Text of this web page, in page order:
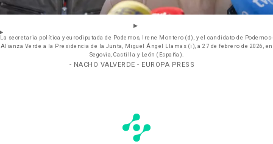
La secretaria política y eurodiputada de Podemos, Irene Montero (d), y el candidato de Podemos-
Alianza Verde a la Presidencia de la Junta, Miguel Ángel Llamas (i), a 27 de febrero de 2026, en
Segovia, Castilla y León (España).
- NACHO VALVERDE - EUROPA PRESS